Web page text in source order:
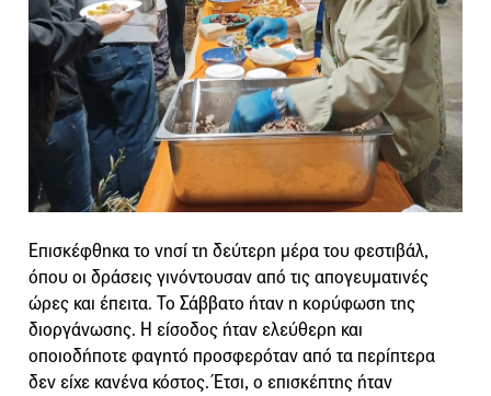
Επισκέφθηκα το νησί τη δεύτερη μέρα του φεστιβάλ,
όπου οι δράσεις γινόντουσαν από τις απογευματινές
ώρες και έπειτα. Το Σάββατο ήταν η κορύφωση της
διοργάνωσης. Η είσοδος ήταν ελεύθερη και
οποιοδήποτε φαγητό προσφερόταν από τα περίπτερα
δεν είχε κανένα κόστος. Έτσι, ο επισκέπτης ήταν